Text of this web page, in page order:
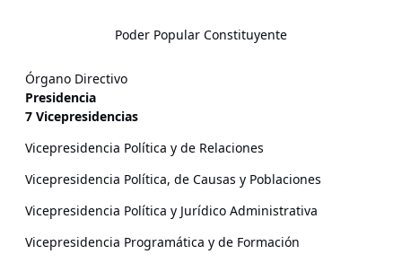
Poder Popular Constituyente
Órgano Directivo
Presidencia
7 Vicepresidencias
Vicepresidencia Política y de Relaciones
Vicepresidencia Política, de Causas y Poblaciones
Vicepresidencia Política y Jurídico Administrativa
Vicepresidencia Programática y de Formación